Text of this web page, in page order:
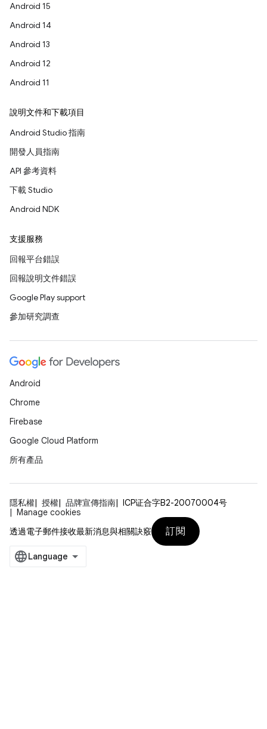
Android 15
Android 14
Android 13
Android 12
Android 11
說明文件和下載項目
Android Studio 指南
開發人員指南
API 參考資料
下載 Studio
Android NDK
支援服務
回報平台錯誤
回報說明文件錯誤
Google Play support
參加研究調查
Android
Chrome
Firebase
Google Cloud Platform
所有產品
隱私權 授權 品牌宣傳指南
ICP证合字B2-20070004号
Manage cookies
透過電子郵件接收最新消息與相關訣竅
訂閱